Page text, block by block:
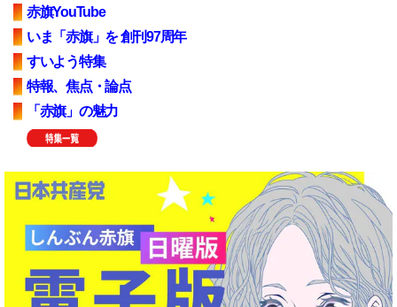
赤旗YouTube
いま「赤旗」を 創刊97周年
すいよう特集
特報、焦点・論点
「赤旗」の魅力